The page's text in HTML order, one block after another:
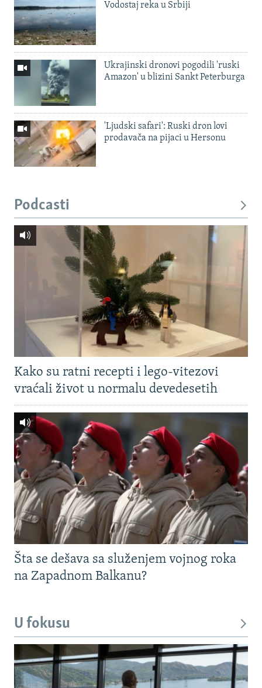
Vodostaj reka u Srbiji
Ukrajinski dronovi pogodili 'ruski
Amazon' u blizini Sankt Peterburga
'Ljudski safari': Ruski dron lovi
prodavača na pijaci u Hersonu
Podcasti
Kako su ratni recepti i lego-vitezovi
vraćali život u normalu devedesetih
Šta se dešava sa služenjem vojnog roka
na Zapadnom Balkanu?
U fokusu